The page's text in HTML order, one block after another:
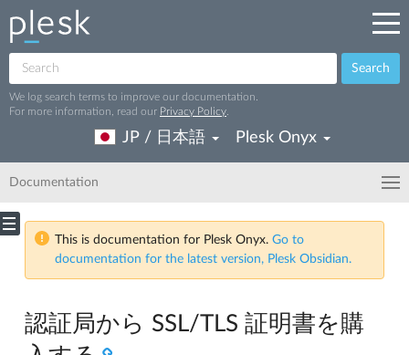
Search
We log search terms to improve our documentation.
For more information, read our Privacy Policy
JP / 日本語 Plesk Onyx
Documentation
This is documentation for Plesk Onyx. Go to
documentation for the latest version, Plesk Obsidian.
認証局から SSL/TLS 証明書を購